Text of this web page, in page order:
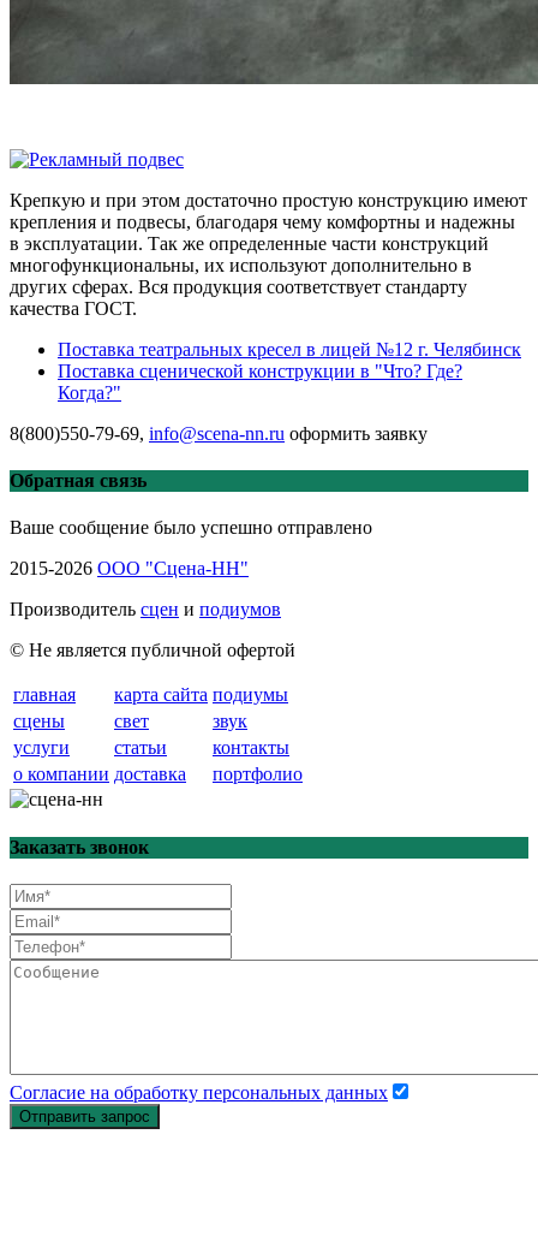
Крепкую и при этом достаточно простую конструкцию имеют
крепления и подвесы, благодаря чему комфортны и надежны
в эксплуатации. Так же определенные части конструкций
многофункциональны, их используют дополнительно в
других сферах. Вся продукция соответствует стандарту
качества ГОСТ.
Поставка театральных кресел в лицей №12 г. Челябинск
Поставка сценической конструкции в "Что? Где?
Когда?"
8(800)550-79-69, info@scena-nn.ru оформить заявку
Обратная связь
Ваше сообщение было успешно отправлено
2015-2026 ООО "Сцена-НН"
Производитель сцен и подиумов
© Не является публичной офертой
главная карта сайта подиумы
сцены
свет
звук
услуги
статьи
контакты
о компании доставка портфолио
Заказать звонок
Согласие на обработку персональных данных
Отправить запрос